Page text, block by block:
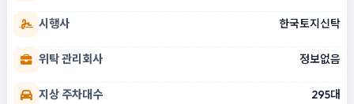
시행사 한국토지신탁
위탁 관리회사 정보없음
지상 주차대수 295대